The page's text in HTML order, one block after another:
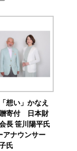
想い」かなえ
寄付 日本財
長 笹川陽平氏
アナウンサー
氏